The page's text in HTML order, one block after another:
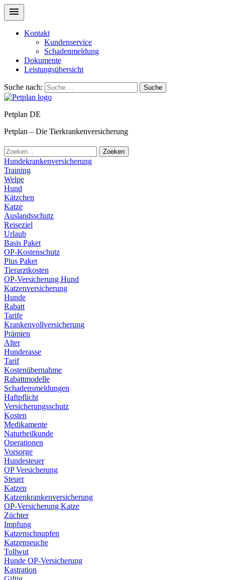
Kontakt
Kundenservice
Schadenmeldung
Dokumente
Leistungsübersicht
Suche nach: Suche
Petplan DE
Petplan – Die Tierkrankenversicherung
Zoeken
Hundekrankenversicherung
Training
Welpe
Hund
Kätzchen
Katze
Auslandsschutz
Reiseziel
Urlaub
Basis Paket
OP-Kostenschutz
Plus Paket
Tierarztkosten
OP-Versicherung Hund
Katzenversicherung
Hunde
Rabatt
Tarife
Krankenvollversicherung
Prämien
Alter
Hunderasse
Tarif
Kostenübernahme
Rabattmodelle
Schadensmeldungen
Haftpflicht
Versicherungsschutz
Kosten
Medikamente
Naturheilkunde
Operationen
Vorsorge
Hundesteuer
OP Versicherung
Steuer
Katzen
Katzenkrankenversicherung
OP-Versicherung Katze
Züchter
Impfung
Katzenschnupfen
Katzenseuche
Tollwut
Hunde OP-Versicherung
Kastration